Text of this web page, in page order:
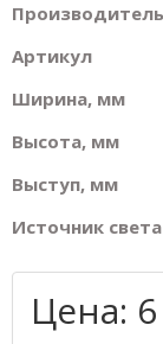
Производитель
Артикул
Ширина, мм
Высота, мм
Выступ, мм
Источник света
Цена: